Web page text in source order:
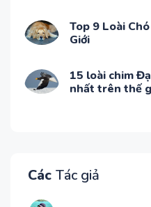
Top 9 Loài
Giới
15 loài chim
nhất trên thế
Các Tác giả